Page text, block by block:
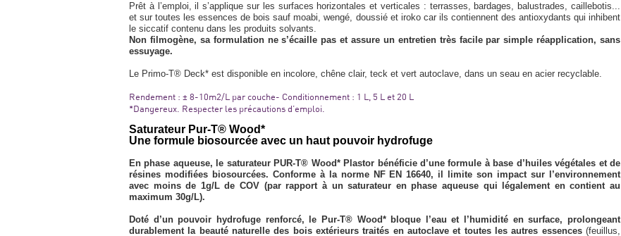
Prêt à l’emploi, il s’applique sur les surfaces horizontales et verticales : terrasses, bardages, balustrades, caillebotis...
et sur toutes les essences de bois sauf moabi, wengé, doussié et iroko car ils contiennent des antioxydants qui inhibent
le siccatif contenu dans les produits solvants.
Non filmogène, sa formulation ne s’écaille pas et assure un entretien très facile par simple réapplication, sans
essuyage.
Le Primo-T® Deck* est disponible en incolore, chêne clair, teck et vert autoclave, dans un seau en acier recyclable.
Rendement : ± 8-10m2/L par couche- Conditionnement : 1 L, 5 L et 20 L
*Dangereux. Respecter les précautions d’emploi.
Saturateur Pur-T® Wood*
Une formule biosourcée avec un haut pouvoir hydrofuge
En phase aqueuse, le saturateur PUR-T® Wood* Plastor bénéficie d’une formule à base d’huiles végétales et de
résines modifiées biosourcées. Conforme à la norme NF EN 16640, il limite son impact sur l’environnement
avec moins de 1g/L de COV (par rapport à un saturateur en phase aqueuse qui légalement en contient au
maximum 30g/L).
Doté d’un pouvoir hydrofuge renforcé, le Pur-T® Wood* bloque l’eau et l’humidité en surface, prolongeant
durablement la beauté naturelle des bois extérieurs traités en autoclave et toutes les autres essences (feuillus,